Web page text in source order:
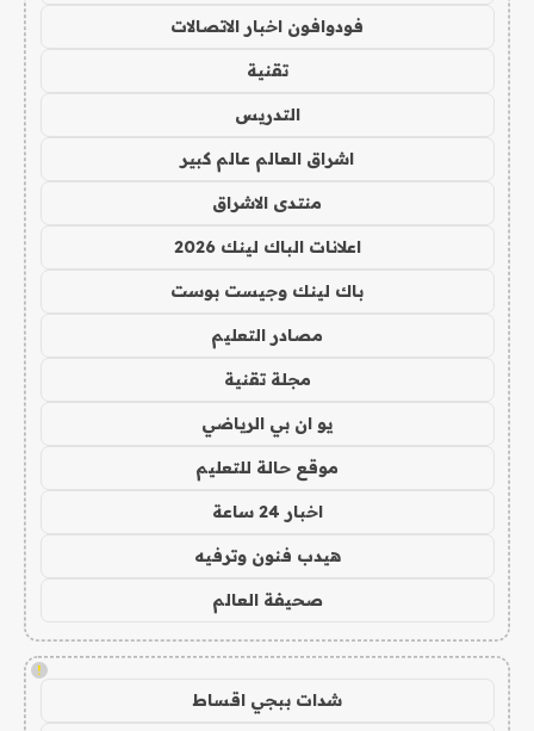
فودوافون اخبار الاتصالات
تقنية
التدريس
اشراق العالم عالم كبير
منتدى الاشراق
اعلانات الباك لينك 2026
باك لينك وجيست بوست
مصادر التعليم
مجلة تقنية
يو ان بي الرياضي
موقع حالة للتعليم
اخبار 24 ساعة
هيدب فنون وترفيه
صحيفة العالم
!
شدات ببجي اقساط